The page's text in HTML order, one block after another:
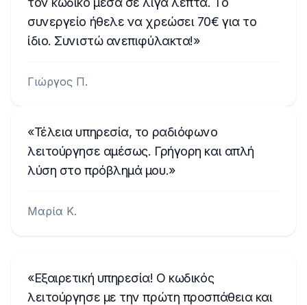
συνεργείο ήθελε να χρεώσει 70€ για το
ίδιο. Συνιστώ ανεπιφύλακτα!
Γιώργος Π.
Τέλεια υπηρεσία, το ραδιόφωνο
λειτούργησε αμέσως. Γρήγορη και απλή
λύση στο πρόβλημά μου.
Μαρία Κ.
Εξαιρετική υπηρεσία! Ο κωδικός
λειτούργησε με την πρώτη προσπάθεια και